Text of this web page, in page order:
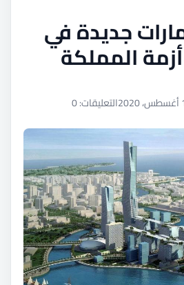
جديدة في
المملكة
التعليقات: 0